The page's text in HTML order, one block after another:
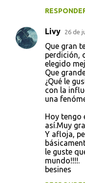
Livy 26 de
Que gran
perdición,
elegido
Que
¿Qué le
con la
una
Hoy tengo
así.Muy
Y afloja,
le guste
mundo!!!!.
besines